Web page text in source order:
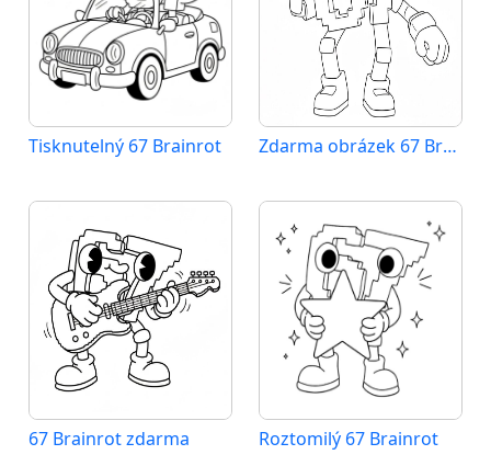
Tisknutelný 67 Brainrot Zdarma obrázek 67 Brainrot
67 Brainrot zdarma Roztomilý 67 Brainrot